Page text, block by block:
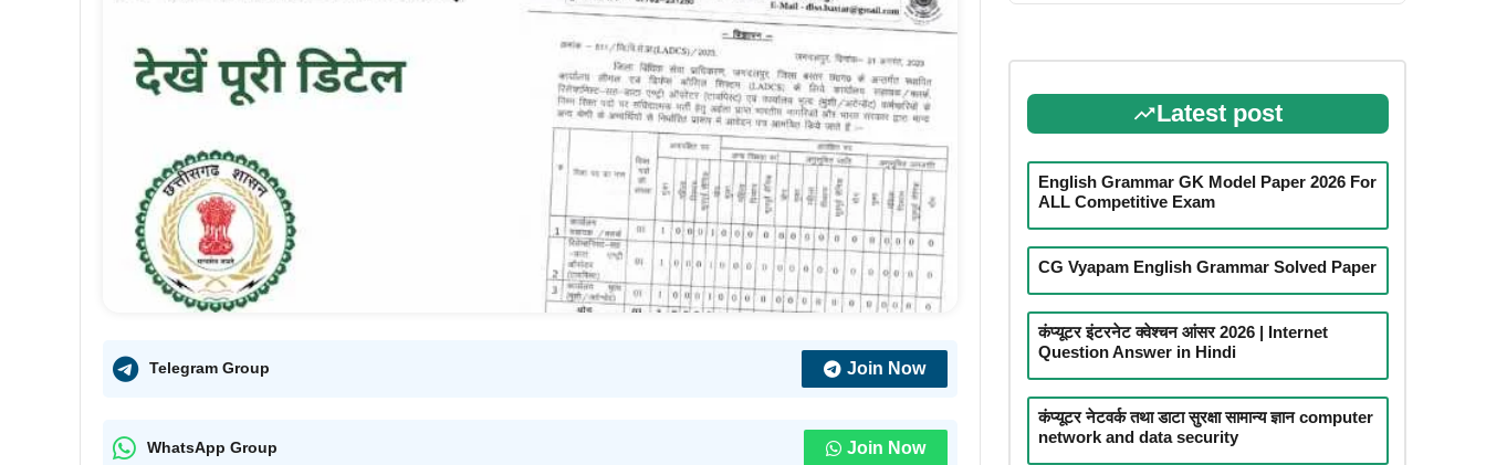
Telegram Group Join Now
WhatsApp Group Join Now
Latest post
English Grammar GK Model Paper 2026 For
ALL Competitive Exam
CG Vyapam English Grammar Solved Paper
कंप्यूटर इंटरनेट क्वेश्चन आंसर 2026 | Internet
Question Answer in Hindi
कंप्यूटर नेटवर्क तथा डाटा सुरक्षा सामान्य ज्ञान computer
network and data security